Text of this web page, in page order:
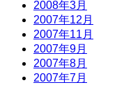
2008年3月
2007年12月
2007年11月
2007年9月
2007年8月
2007年7月